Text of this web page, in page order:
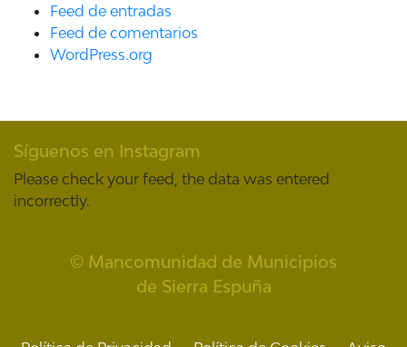
Feed de entradas
Feed de comentarios
WordPress.org
Síguenos en Instagram
Please check your feed, the data was entered
incorrectly.
© Mancomunidad de Municipios
de Sierra Espuña